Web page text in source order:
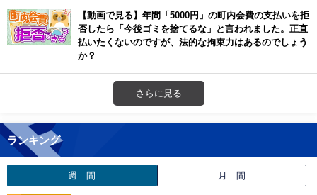
【動画で見る】年間「5000円」の町内会費の支払いを拒
否したら「今後ゴミを捨てるな」と言われました。正直
払いたくないのですが、法的な拘束力はあるのでしょう
か？
さらに見る
ランキング
週 間 月 間